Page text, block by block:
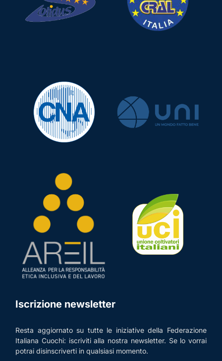
Iscrizione newsletter
Resta aggiornato su tutte le iniziative della Federazione
Italiana Cuochi: iscriviti alla nostra newsletter. Se lo vorrai
potrai disinscriverti in qualsiasi momento.